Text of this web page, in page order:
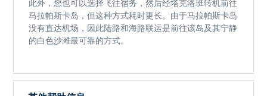
此外，您也可以选择飞往宿务，然后经塔克洛班转机前往
马拉帕斯卡岛，但这种方式耗时更长。由于马拉帕斯卡岛
没有直达机场，因此陆路和海路联运是前往该岛及其宁静
的白色沙滩最可靠的方式。